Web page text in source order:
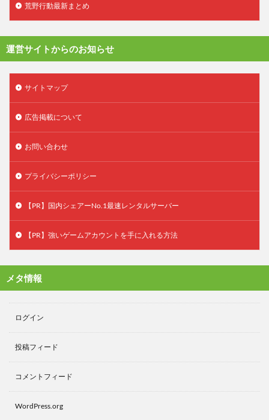
荒野行動最新まとめ
運営サイトからのお知らせ
サイトマップ
広告掲載について
お問い合わせ
プライバシーポリシー
【PR】国内シェアーNo.1最速レンタルサーバー
【PR】強いゲームアカウントを手に入れる方法
メタ情報
ログイン
投稿フィード
コメントフィード
WordPress.org